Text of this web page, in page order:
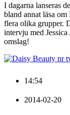
I dagarna lanseras
bland annat läsa
flera olika grupper.
intervju med
omslag!
14:54
2014-02-20